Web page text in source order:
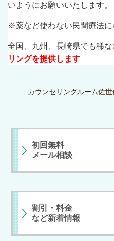
いようにお願いいたします。
※薬など使わない民間療法に
全国、九州、長崎県でも稀な
リングを提供します
カウンセリングルーム佐
初回無料
メール相談
割引・料金
など新着情報